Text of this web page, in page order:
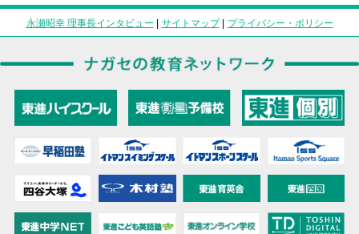
永瀬昭幸 理事長インタビュー | サイトマップ| プライバシー・ポリシー